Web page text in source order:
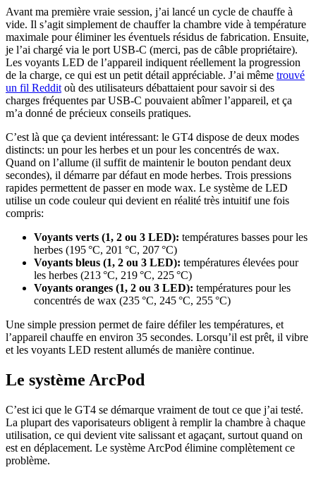
Avant ma première vraie session, j’ai lancé un cycle de chauffe à
vide. Il s’agit simplement de chauffer la chambre vide à température
maximale pour éliminer les éventuels résidus de fabrication. Ensuite,
je l’ai chargé via le port USB-C (merci, pas de câble propriétaire).
Les voyants LED de l’appareil indiquent réellement la progression
de la charge, ce qui est un petit détail appréciable. J’ai même trouvé
un fil Reddit où des utilisateurs débattaient pour savoir si des
charges fréquentes par USB-C pouvaient abîmer l’appareil, et ça
m’a donné de précieux conseils pratiques.
C’est là que ça devient intéressant: le GT4 dispose de deux modes
distincts: un pour les herbes et un pour les concentrés de wax.
Quand on l’allume (il suffit de maintenir le bouton pendant deux
secondes), il démarre par défaut en mode herbes. Trois pressions
rapides permettent de passer en mode wax. Le système de LED
utilise un code couleur qui devient en réalité très intuitif une fois
compris:
Voyants verts (1, 2 ou 3 LED): températures basses pour les
herbes (195 °C, 201 °C, 207 °C)
Voyants bleus (1, 2 ou 3 LED): températures élevées pour
les herbes (213 °C, 219 °C, 225 °C)
Voyants oranges (1, 2 ou 3 LED): températures pour les
concentrés de wax (235 °C, 245 °C, 255 °C)
Une simple pression permet de faire défiler les températures, et
l’appareil chauffe en environ 35 secondes. Lorsqu’il est prêt, il vibre
et les voyants LED restent allumés de manière continue.
Le système ArcPod
C’est ici que le GT4 se démarque vraiment de tout ce que j’ai testé.
La plupart des vaporisateurs obligent à remplir la chambre à chaque
utilisation, ce qui devient vite salissant et agaçant, surtout quand on
est en déplacement. Le système ArcPod élimine complètement ce
problème.